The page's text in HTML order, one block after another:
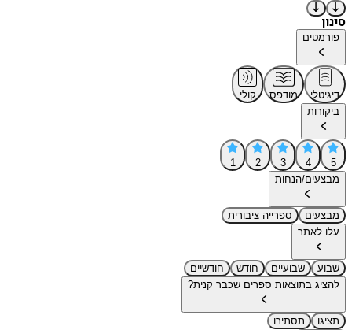
סינון
פורמטים
דיגיטלי מודפס
קולי
ביקורות
5
4
3
2
1
מבצעים/הנחות
מבצעים
ספרייה ציבורית
עלו לאתר
שבוע שבועיים חודש
חודשיים
להציג בתוצאות ספרים שכבר קנית?
תציגו
תסתירו